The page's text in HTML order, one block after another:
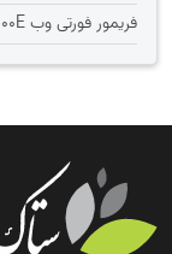
فریمور فورتی وب FWB-1000E ورژن 7.4.13